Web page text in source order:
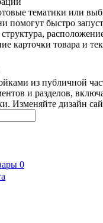
тематики или
помогут быстро
карточки товара и
из публичной
и разделов,
Изменяйте дизайн
0